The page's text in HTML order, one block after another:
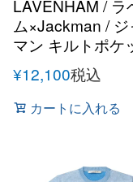
LAVENHAM / ラ
ム×Jackman / ジ
マン キルトポケ
¥12,100税込
カートに入れる